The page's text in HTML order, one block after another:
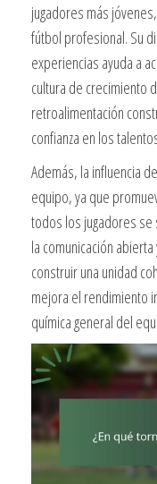
jugadores más
fútbol profesional. Su
experiencias ayuda a
cultura de crecimiento
retroalimentación
confianza en los
Además, la influencia
equipo, ya que
todos los jugadores se
la comunicación
construir una unidad
mejora el rendimiento
química general del